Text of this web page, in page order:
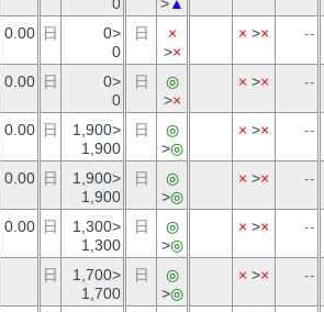
0.00 日
0>
0
日
×
>×
× >× --
0.00 日
0>
0
日
◎
>×
× >× --
0.00 日
1,900>
1,900
日
◎
>◎
× >× --
0.00 日
1,900>
1,900
日
◎
>◎
× >× --
0.00 日
1,300>
1,300
日
◎
>◎
× >× --
日
1,700>
1,700
日
◎
>◎
× >× --